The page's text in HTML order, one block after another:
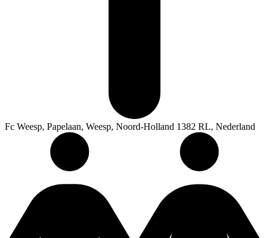
Fc Weesp, Papelaan, Weesp, Noord-Holland 1382 RL, Nederland